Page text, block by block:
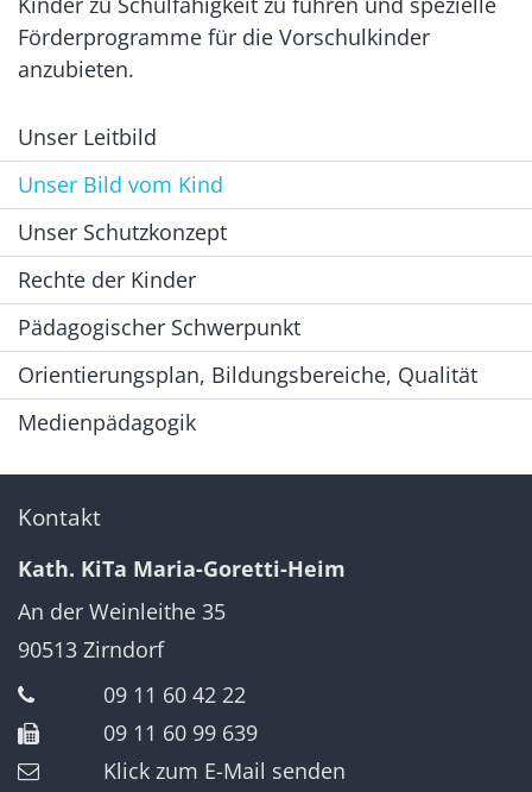
Förderprogramme für die Vorschulkinder
anzubieten.
Unser Leitbild
Unser Bild vom Kind
Unser Schutzkonzept
Rechte der Kinder
Pädagogischer Schwerpunkt
Orientierungsplan, Bildungsbereiche, Qualität
Medienpädagogik
Kontakt
Kath. KiTa Maria-Goretti-Heim
An der Weinleithe 35
90513 Zirndorf
09 11 60 42 22
09 11 60 99 639
Klick zum E-Mail senden